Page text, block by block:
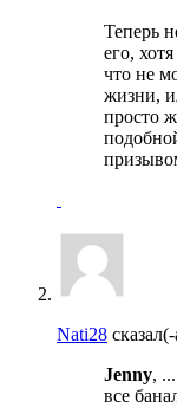
Теперь
его,
что не
жизни,
просто
Nati28
Jenny,
все